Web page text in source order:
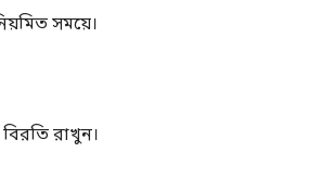
সময়ে।
রাখুন।